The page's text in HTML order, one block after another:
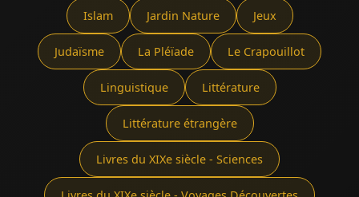
Islam Jardin Nature Jeux
Judaïsme La Pléïade Le Crapouillot
Linguistique Littérature
Littérature étrangère
Livres du XIXe siècle - Sciences